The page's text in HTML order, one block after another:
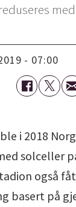
- 07:00
i 2018
solceller
også
basert på